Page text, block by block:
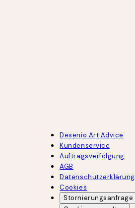
Desenio Art Advice
Kundenservice
Auftragsverfolgung
AGB
Datenschutzerklärung
Cookies
Stornierungsanfrage